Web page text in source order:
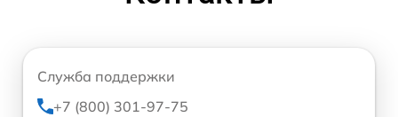
Служба поддержки
+7 (800) 301-97-75